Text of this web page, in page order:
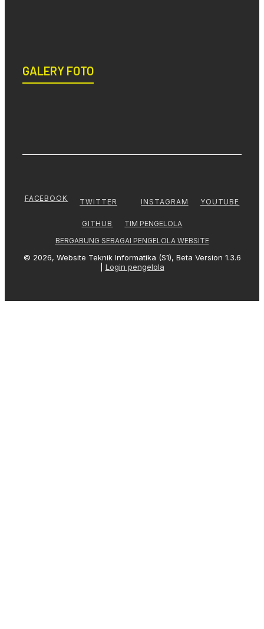
GALERY FOTO
FACEBOOK TWITTER INSTAGRAM YOUTUBE
GITHUB
TIM PENGELOLA
BERGABUNG SEBAGAI PENGELOLA WEBSITE
© 2026, Website Teknik Informatika (S1), Beta Version 1.3.6
Login pengelola